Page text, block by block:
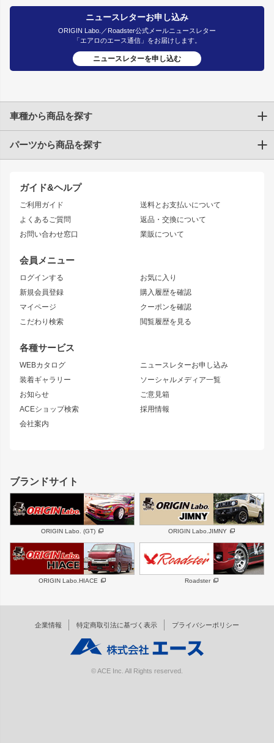
ニュースレターお申し込み
ORIGIN Labo.／Roadster公式メールニュースレター
「エアロのエース通信」をお届けします。
ニュースレターを申し込む
ガイド&ヘルプ
ご利用ガイド
よくあるご質問
お問い合わせ窓口
送料とお支払いについて
返品・交換について
業販について
会員メニュー
ログインする
新規会員登録
マイページ
こだわり検索
お気に入り
購入履歴を確認
クーポンを確認
閲覧履歴を見る
各種サービス
WEBカタログ
装着ギャラリー
お知らせ
ACEショップ検索
会社案内
ニュースレターお申し込み
ソーシャルメディア一覧
ご意見箱
採用情報
車種から商品を探す
トヨタ
JZX90 CHASER
JZX110 MARK II
JZX100 MARK II
JZX90 MARK II
トレノ
マークX
アリスト
ソアラ
アルテッツァ
ニッサン
S15 シルビア
S14 シルビア 後期
S13 シルビア
180SX
シルエイティ
ワンビア
ローレル
セフィーロ
キャラバン
スズキ
GS350
SC
スバル 三菱
デリカ D:5
軽自動車 汎用
パーツから商品を探す
エアロシリーズ
ドリフトライン
風神
雷神
レーシングライン
アタックライン
ストリームライン
リアウイング
ジムニーパーツ
ホイール
MUD-S7
MUD-SR7
まつど家 鉄漢
ボンネット
フェンダー
サイドパーツ
リアゲート
メンテナンスパーツ
ハイエースパーツ
ホイール
DAYTONA-RS
DAYTONA-RS NEO
エアロシリーズ
RUGGER MODEL
DTM:exclusive
オーバーフェンダー
ワイパーガード
ブランドサイト
ORIGIN Labo. (GT) ORIGIN Labo.JIMNY
ORIGIN Labo.HIACE Roadster
企業情報 特定商取引法に基づく表示 プライバシーポリシー
© ACE Inc. All Rights reserved.